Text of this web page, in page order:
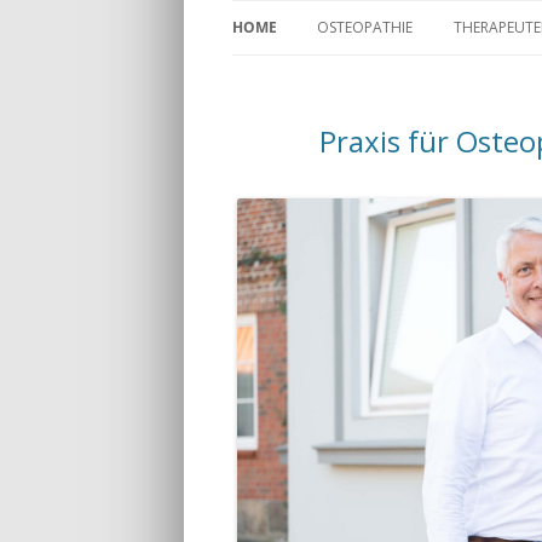
HOME OSTEOPATHIE
KOSTENERSTATTUNG
CHRISTIAN
Praxis für